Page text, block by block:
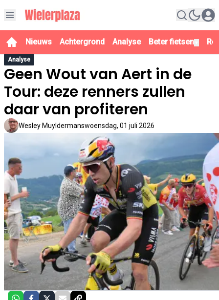
Nieuws Achtergrond Analyse Beter fietsen
Analyse
Geen Wout van Aert in de
Tour: deze renners zullen
daar van profiteren
Wesley Muyldermanswoensdag, 01 juli 2026